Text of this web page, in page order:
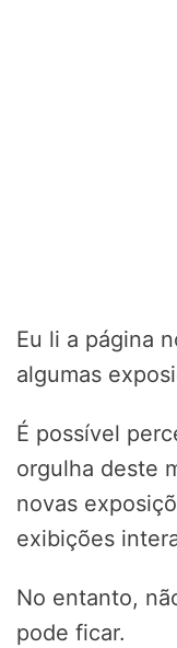
Eu li a página
algumas
É possível
orgulha deste
novas
exibições
No entanto,
pode ficar.